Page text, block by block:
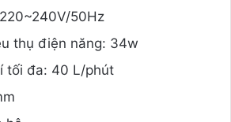
50Hz
thụ điện năng: 34w
tối đa: 40 L/phút